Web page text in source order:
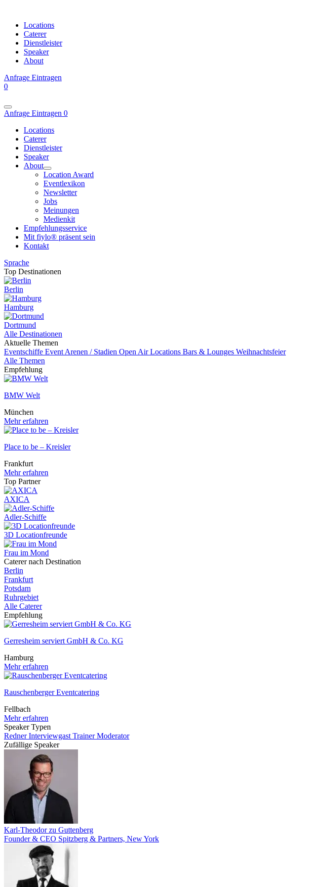
Locations
Caterer
Dienstleister
Speaker
About
Anfrage Eintragen
0
Anfrage Eintragen 0
Locations
Caterer
Dienstleister
Speaker
About
Location Award
Eventlexikon
Newsletter
Jobs
Meinungen
Medienkit
Empfehlungsservice
Mit fiylo® präsent sein
Kontakt
Sprache
Top Destinationen
Berlin
Hamburg
Dortmund
Alle Destinationen
Aktuelle Themen
Eventschiffe Event Arenen / Stadien Open Air Locations Bars & Lounges Weihnachtsfeier
Alle Themen
Empfehlung
BMW Welt
München
Mehr erfahren
Place to be – Kreisler
Frankfurt
Mehr erfahren
Top Partner
AXICA
Adler-Schiffe
3D Locationfreunde
Frau im Mond
Caterer nach Destination
Berlin
Frankfurt
Potsdam
Ruhrgebiet
Alle Caterer
Empfehlung
Gerresheim serviert GmbH & Co. KG
Hamburg
Mehr erfahren
Rauschenberger Eventcatering
Fellbach
Mehr erfahren
Speaker Typen
RednerInterviewgast TrainerModerator
Zufällige Speaker
Karl-Theodor zu Guttenberg
Founder & CEO Spitzberg & Partners, New York